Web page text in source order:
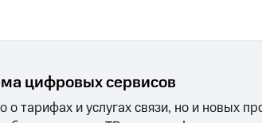
цифровых сервисов
о тарифах и услугах связи, но и новых